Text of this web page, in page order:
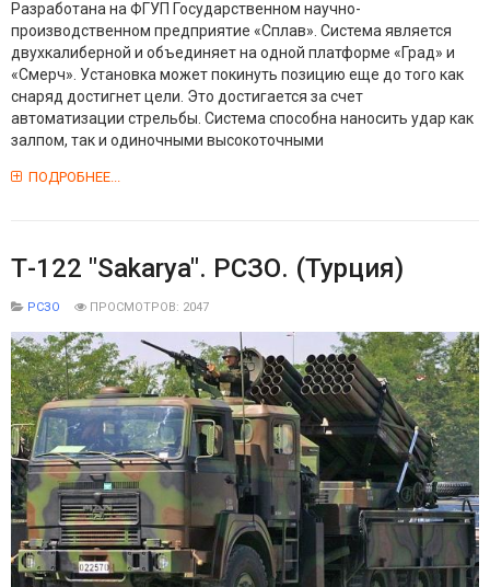
Разработана на ФГУП Государственном научно-
производственном предприятие «Сплав». Система является
двухкалиберной и объединяет на одной платформе «Град» и
«Смерч». Установка может покинуть позицию еще до того как
снаряд достигнет цели. Это достигается за счет
автоматизации стрельбы. Система способна наносить удар как
залпом, так и одиночными высокоточными
ПОДРОБНЕЕ...
Т-122 "Sakarya". РСЗО. (Турция)
РСЗО ПРОСМОТРОВ: 2047